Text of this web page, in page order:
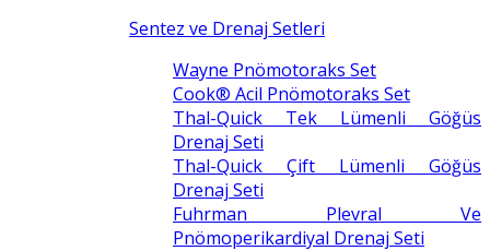
Sentez ve Drenaj Setleri
Wayne Pnömotoraks Set
Cook® Acil Pnömotoraks Set
Thal-Quick Tek Lümenli Göğüs
Drenaj Seti
Thal-Quick Çift Lümenli Göğüs
Drenaj Seti
Fuhrman Plevral Ve
Pnömoperikardiyal Drenaj Seti